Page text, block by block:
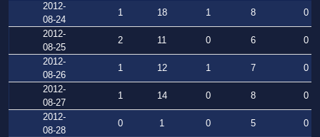
2012-
08-24
1 18 1 8
0
2012-
08-25
2 11 0 6
0
2012-
08-26
1 12 1 7
0
2012-
08-27
1 14 0 8
0
2012-
08-28
0 1 0 5
0